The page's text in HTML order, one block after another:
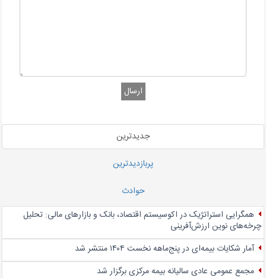
ارسال
جدیدترین
پربازدیدترین
حوادث
همگرایی استراتژیک در اکوسیستم اقتصاد، بانک و بازارهای مالی: تحلیل
چرخه‌های نوین ارزش‌آفرینی
آمار شکایات بیمه‌ای در پنج‌‌ماهه نخست ۱۴۰۴ منتشر شد
مجمع عمومی عادی سالیانه بیمه مرکزی برگزار شد